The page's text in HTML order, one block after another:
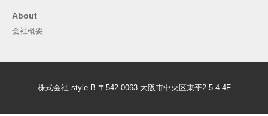
About
会社概要
株式会社 style B 〒542-0063 大阪市中央区東平2-5-4-4F